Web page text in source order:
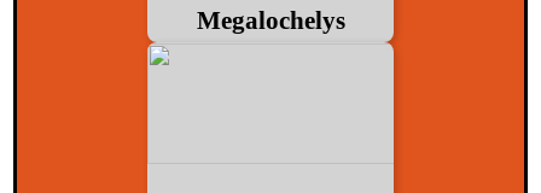
Megalochelys